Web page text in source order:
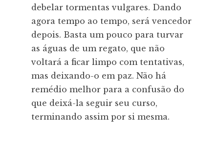
debelar tormentas vulgares. Dando
agora tempo ao tempo, será vencedor
depois. Basta um pouco para turvar
as águas de um regato, que não
voltará a ficar limpo com tentativas,
mas deixando-o em paz. Não há
remédio melhor para a confusão do
que deixá-la seguir seu curso,
terminando assim por si mesma.